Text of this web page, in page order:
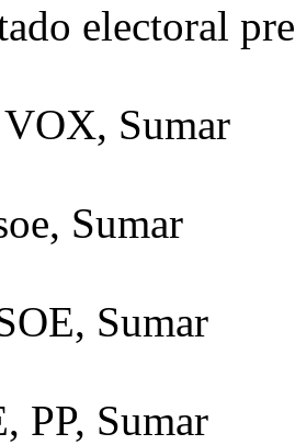
electoral
VOX, Sumar
Sumar
Sumar
PP, Sumar